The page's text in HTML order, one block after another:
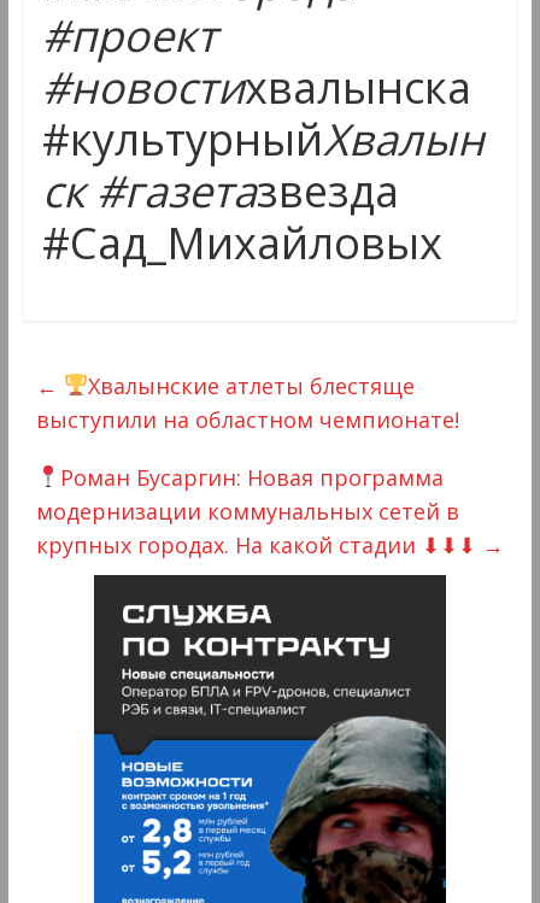
#проект
#новостихвалынска
#культурныйХвалын
ск #газетазвезда
#Сад_Михайловых
←
Хвалынские атлеты блестяще
выступили на областном чемпионате!
Роман Бусаргин: Новая программа
модернизации коммунальных сетей в
крупных городах. На какой стадии ⬇⬇⬇ →